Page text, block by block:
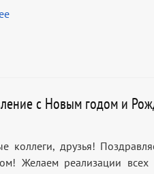
с Новым годом и
коллеги, друзья!
Желаем реализации